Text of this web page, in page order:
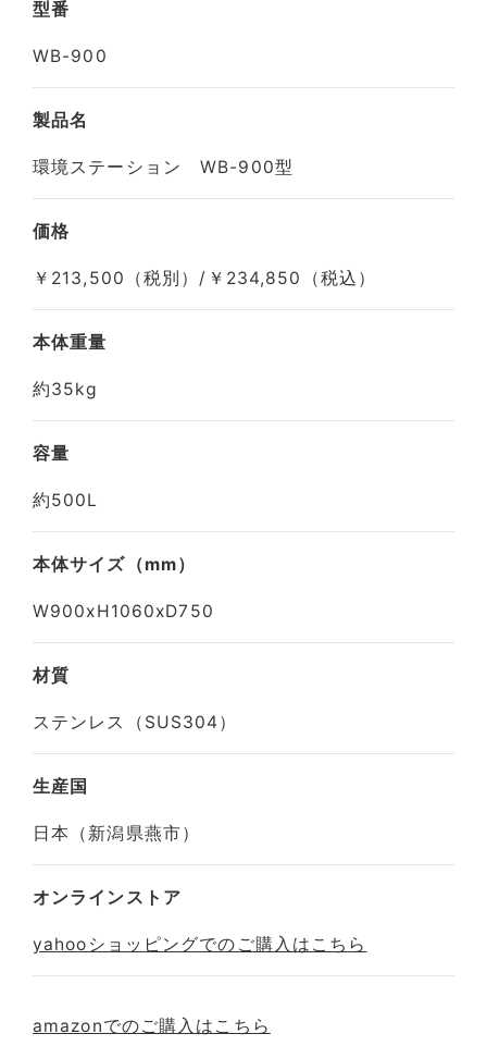
型番
WB-900
製品名
環境ステーション WB-900型
価格
￥213,500（税別）/￥234,850（税込）
本体重量
約35kg
容量
約500L
本体サイズ（mm）
W900xH1060xD750
材質
ステンレス（SUS304）
生産国
日本（新潟県燕市）
オンラインストア
yahooショッピングでのご購入はこちら
amazonでのご購入はこちら